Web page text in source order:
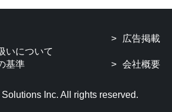
広告掲載
いについて
基準
会社概要
Inc. All rights reserved.